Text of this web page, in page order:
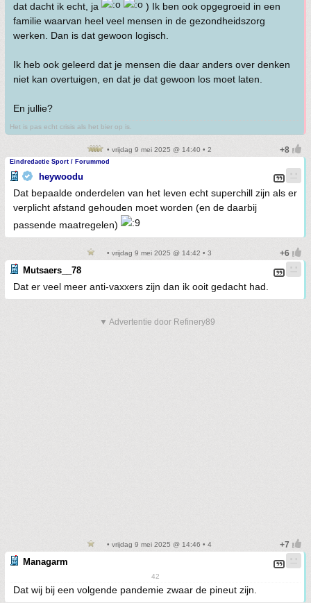
dat dacht ik echt, ja
) Ik ben ook opgegroeid in een
familie waarvan heel veel mensen in de gezondheidszorg
werken. Dan is dat gewoon logisch.
Ik heb ook geleerd dat je mensen die daar anders over denken
niet kan overtuigen, en dat je dat gewoon los moet laten.
En jullie?
Het is pas echt crisis als het bier op is.
• vrijdag 9 mei 2025 @ 14:40 • 2
Eindredactie Sport / Forummod
heywoodu
Dat bepaalde onderdelen van het leven echt superchill zijn als er
verplicht afstand gehouden moet worden (en de daarbij
passende maatregelen)
• vrijdag 9 mei 2025 @ 14:42 • 3
Mutsaers__78
Dat er veel meer anti-vaxxers zijn dan ik ooit gedacht had.
▼ Advertentie door Refinery89
• vrijdag 9 mei 2025 @ 14:46 • 4
Managarm
42
Dat wij bij een volgende pandemie zwaar de pineut zijn.